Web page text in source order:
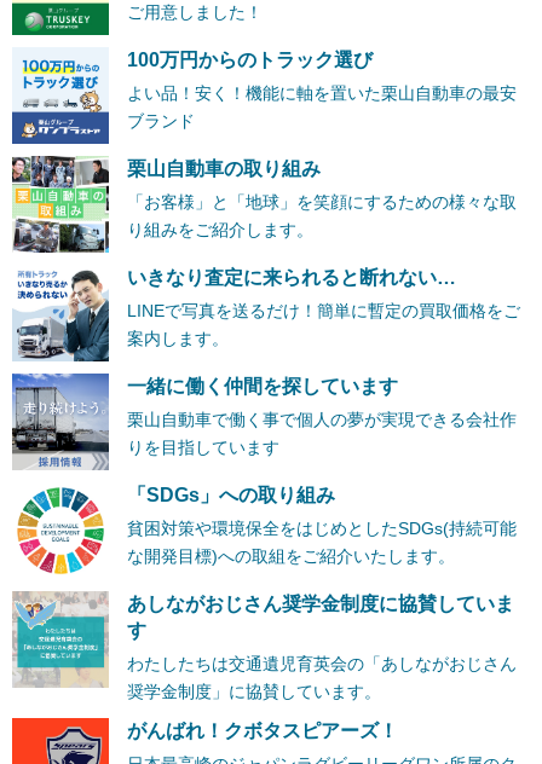
ご用意しました！
100万円からのトラック選び
よい品！安く！機能に軸を置いた栗山自動車の最安
ブランド
栗山自動車の取り組み
「お客様」と「地球」を笑顔にするための様々な取
り組みをご紹介します。
いきなり査定に来られると断れない…
LINEで写真を送るだけ！簡単に暫定の買取価格をご
案内します。
一緒に働く仲間を探しています
栗山自動車で働く事で個人の夢が実現できる会社作
りを目指しています
「SDGs」への取り組み
貧困対策や環境保全をはじめとしたSDGs(持続可能
な開発目標)への取組をご紹介いたします。
あしながおじさん奨学金制度に協賛していま
す
わたしたちは交通遺児育英会の「あしながおじさん
奨学金制度」に協賛しています。
がんばれ！クボタスピアーズ！